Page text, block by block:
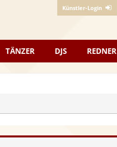
Künstler-Login
TÄNZER DJS REDNER